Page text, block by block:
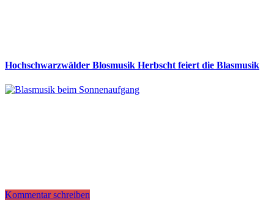
Hochschwarzwälder Blosmusik Herbscht feiert die Blasmusik
Kommentar schreiben